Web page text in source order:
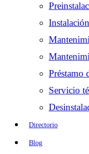
Préstamo
Servicio
Directorio
Blog